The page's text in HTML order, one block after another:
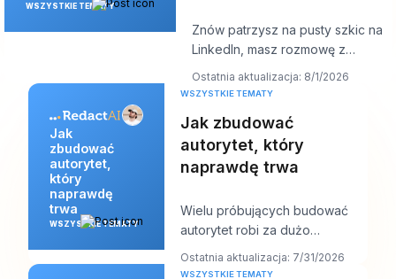
WSZYSTKIE TEMATY
Znów patrzysz na pusty szkic na
LinkedIn, masz rozmowę z
klientem za dziesięć minut, a post
powinien
Ostatnia aktualizacja: 8/1/2026
Jak
zbudować
autorytet,
który
naprawdę
trwa
WSZYSTKIE TEMATY
WSZYSTKIE TEMATY
Jak zbudować
autorytet, który
naprawdę trwa
Wielu próbujących budować
autorytet robi za dużo
niewłaściwych rzeczy. Publikują
więcej, gonią za wi
Ostatnia aktualizacja: 7/31/2026
WSZYSTKIE TEMATY